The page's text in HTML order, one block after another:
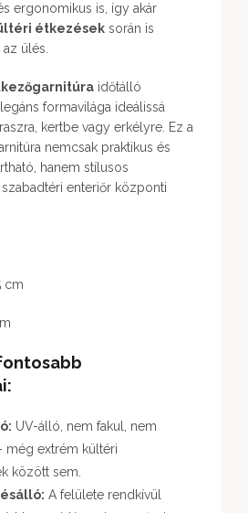
ergonomikus is, így akár
étkezések során is
ülés.
időtálló
formavilága ideálissá
kertbe vagy erkélyre. Ez a
nemcsak praktikus és
hanem stílusos
enteriőr központi
cm
UV-álló, nem fakul, nem
még extrém kültéri
között sem.
A felülete rendkívül